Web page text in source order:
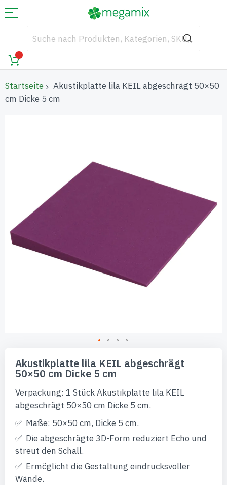
Startseite
Akustikplatte lila KEIL abgeschrägt 50×50
cm Dicke 5 cm
Anfang
Bildgalerie
Akustikplatte lila KEIL abgeschrägt
50×50 cm Dicke 5 cm
Verpackung: 1 Stück Akustikplatte lila KEIL
abgeschrägt 50×50 cm Dicke 5 cm.
Maße: 50×50 cm, Dicke 5 cm.
Die abgeschrägte 3D-Form reduziert Echo und
streut den Schall.
Ermöglicht die Gestaltung eindrucksvoller
Wände.